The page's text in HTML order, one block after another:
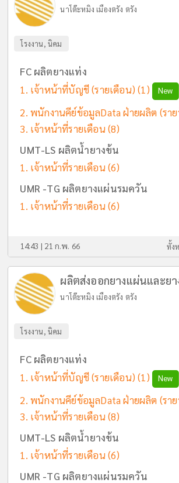
นาโต๊ะหมิง เมืองตรัง ตรัง
โรงงาน, นิคม
FC ผลิตยางแท่ง
เจ้าหน้าที่บัญชี (รายเดือน)(1) New
พนักงานคีย์ข้อมูลData ฝ่ายผลิต (รา
เจ้าหน้าที่รายเดือน(8)
UMT-LS ผลิตน้ำยางข้น
เจ้าหน้าที่รายเดือน(6)
UMR -TG ผลิตยางแผ่นรมควัน
เจ้าหน้าที่รายเดือน(6)
14:43 | 21 ก.พ. 66 ทั้ง
ผลิตส่งออกยางแผ่นและย
นาโต๊ะหมิง เมืองตรัง ตรัง
โรงงาน, นิคม
FC ผลิตยางแท่ง
เจ้าหน้าที่บัญชี (รายเดือน)(1) New
พนักงานคีย์ข้อมูลData ฝ่ายผลิต (รา
เจ้าหน้าที่รายเดือน(8)
UMT-LS ผลิตน้ำยางข้น
เจ้าหน้าที่รายเดือน(6)
UMR -TG ผลิตยางแผ่นรมควัน